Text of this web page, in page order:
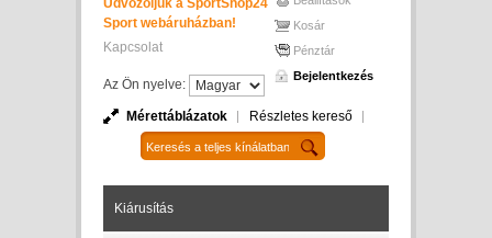
Üdvözöljük a SportShop24
Sport webáruházban!
Kapcsolat
Az Ön nyelve:
Kosár
Pénztár
Bejelentkezés
Mérettáblázatok Részletes kereső
Kiárusítás